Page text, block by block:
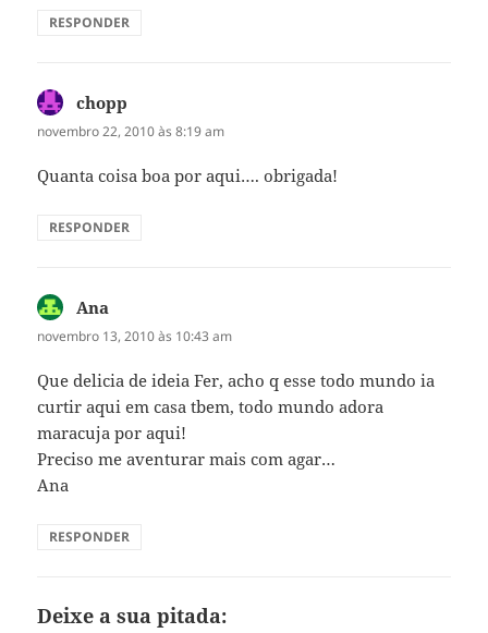
RESPONDER
chopp
novembro 22, 2010 às 8:19 am
Quanta coisa boa por aqui…. obrigada!
RESPONDER
Ana
novembro 13, 2010 às 10:43 am
Que delicia de ideia Fer, acho q esse todo mundo ia
curtir aqui em casa tbem, todo mundo adora
maracuja por aqui!
Preciso me aventurar mais com agar…
Ana
RESPONDER
Deixe a sua pitada: